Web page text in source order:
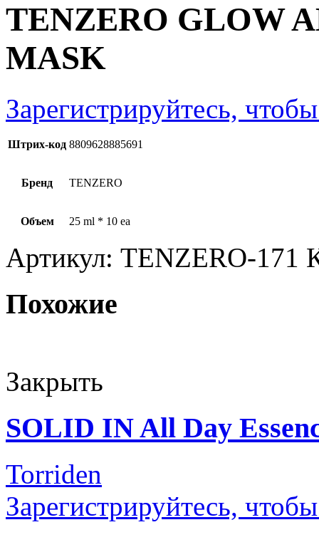
TENZERO GLOW
MASK
Зарегистрируйтесь,
Штрих-код 8809628885691
Бренд TENZERO
Объем 25 ml * 10 ea
Артикул: TENZERO-171
Похожие
Закрыть
SOLID IN All Day
Torriden
Зарегистрируйтесь,